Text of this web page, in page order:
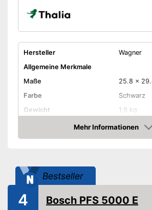
Hersteller
Wagner
Allgemeine Merkmale
Maße
25.8 x
Farbe
Schwarz
Gewicht
1,9 kg
Produkteigenschaften
-
Schultergurt
Mehr Informationen
Amazon
Bestseller
4 Bosch PFS 5000 E